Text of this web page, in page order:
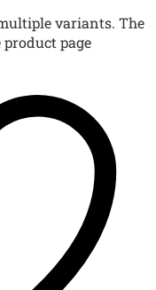
variants. The
page